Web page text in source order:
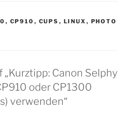
, CP910 , CUPS , LINUX , PHOTO
Canon Selphy
oder CP1300
verwenden“